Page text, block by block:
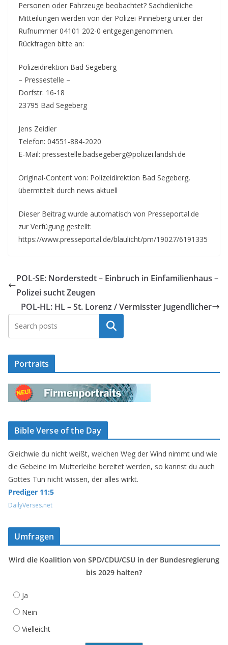
Personen oder Fahrzeuge beobachtet? Sachdienliche
Mitteilungen werden von der Polizei Pinneberg unter der
Rufnummer 04101 202-0 entgegengenommen.
Rückfragen bitte an:
Polizeidirektion Bad Segeberg
– Pressestelle –
Dorfstr. 16-18
23795 Bad Segeberg
Jens Zeidler
Telefon: 04551-884-2020
E-Mail: pressestelle.badsegeberg@polizei.landsh.de
Original-Content von: Polizeidirektion Bad Segeberg,
übermittelt durch news aktuell
Dieser Beitrag wurde automatisch von Presseportal.de
zur Verfügung gestellt:
https://www.presseportal.de/blaulicht/pm/19027/6191335
POL-SE: Norderstedt – Einbruch in Einfamilienhaus –
Polizei sucht Zeugen
POL-HL: HL – St. Lorenz / Vermisster Jugendlicher
Suchen
Portraits
Bible Verse of the Day
Gleichwie du nicht weißt, welchen Weg der Wind nimmt und wie
die Gebeine im Mutterleibe bereitet werden, so kannst du auch
Gottes Tun nicht wissen, der alles wirkt.
Prediger 11:5
DailyVerses.net
Umfragen
Wird die Koalition von SPD/CDU/CSU in der Bundesregierung
bis 2029 halten?
Ja
Nein
Vielleicht